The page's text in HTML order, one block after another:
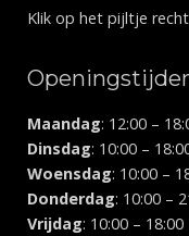
Klik op het pijltje
Maandag: 12:00 –
Dinsdag: 10:00 –
Woensdag: 10:00 –
Donderdag: 10:00 –
Vrijdag: 10:00 – 18:00